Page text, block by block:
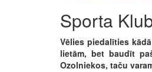
Sporta
Vēlies piedalīties
lietām, bet baudīt
Ozolniekos, taču